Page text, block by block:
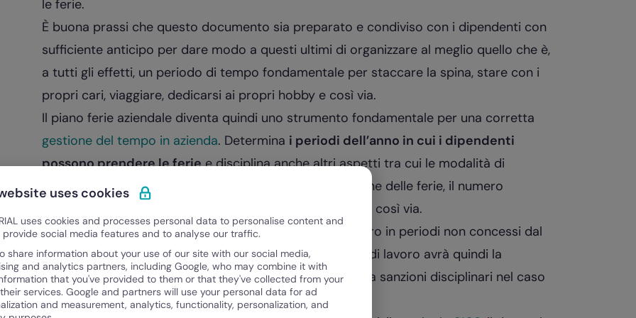
le ferie.
È buona prassi che questo documento sia preparato e condiviso con i dipendenti con
sufficiente anticipo per dare modo a questi ultimi di organizzare al meglio quello che è,
a tutti gli effetti, un periodo di tempo fondamentale per staccare la spina, stare con i
propri cari, viaggiare, dedicarsi ai propri hobby e così via.
Il piano ferie aziendale diventa quindi uno strumento fondamentale per una corretta
gestione del tempo in azienda. Determina i periodi dell’anno in cui i dipendenti
possono prendere le feriee disciplina anche altri aspetti tra cui le modalità di
richiesta e di approvazione delle ferie, casi di sospensione delle ferie, il numero
massimo di giorni di ferie che possono essere richiesti e così via.
Nel caso in cui i dipendenti volessero assentarsi da lavoro in periodi non concessi dal
piano ferie oppure in modalità non consentite, il datore di lavoro avrà quindi la
possibilità di negare le ferie al dipendente e a incorrere a sanzioni disciplinari nel caso
diassenza ingiustificata.
uses cookies
uses cookies and processes personal data to personalise content and
provide social media features and to analyse our traffic.
share information about your use of our site with our social media,
and analytics partners, including Google, who may combine it with
that you've provided to them or that they've collected from your
services. Google and partners will use your personal data for ad
and measurement, analytics, functionality, personalization, and